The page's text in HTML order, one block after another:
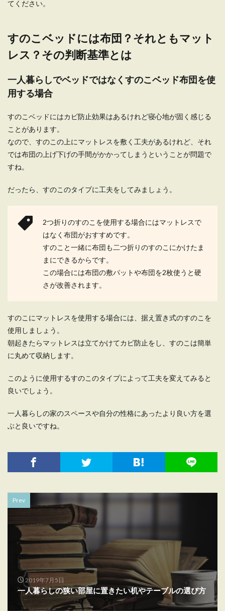
てください。
すのこベッドには布団？それともマット
レス？その判断基準とは
一人暮らしでベッドではなくすのこベッド布団を使
用する場合
すのこベッドにはカビ防止効果はあるけれど寝心地が固く感じる
ことがあります。
なので、すのこの上にマットレスを敷く工夫があるけれど、それ
では布団の上げ下げの手間がかかってしまうということが問題で
すね。
だったら、すのこのタイプに工夫をしてみましょう。
2つ折りのすのこを使用する場合にはマットレスで
はなく布団がおすすめです。
すのこと一緒に布団も二つ折りのすのこにかけたま
まにできるからです。
この場合には布団の敷パットや布団を2枚使うと硬
さが改善されます。
すのこにマットレスを使用する場合には、据え置き式のすのこを
使用しましょう。
朝起きたらマットレスは立てかけてカビ防止をし、すのこは簡単
に丸めて収納します。
このように使用するすのこのタイプによって工夫を変えてみると
良いでしょう。
一人暮らしの家のスペースや自分の性格にあったより良い方を選
ぶと良いですね。
Prev
2019年7月5日
一人暮らしの狭い部屋に置きたい机やテーブルの選び方